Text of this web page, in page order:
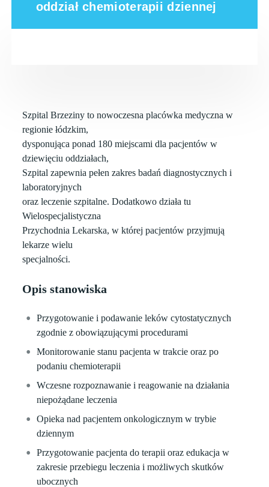
oddział chemioterapii dziennej
Szpital Brzeziny to nowoczesna placówka medyczna w
regionie łódzkim,
dysponująca ponad 180 miejscami dla pacjentów w
dziewięciu oddziałach,
Szpital zapewnia pełen zakres badań diagnostycznych i
laboratoryjnych
oraz leczenie szpitalne. Dodatkowo działa tu
Wielospecjalistyczna
Przychodnia Lekarska, w której pacjentów przyjmują
lekarze wielu
specjalności.
Opis stanowiska
Przygotowanie i podawanie leków cytostatycznych
zgodnie z obowiązującymi procedurami
Monitorowanie stanu pacjenta w trakcie oraz po
podaniu chemioterapii
Wczesne rozpoznawanie i reagowanie na działania
niepożądane leczenia
Opieka nad pacjentem onkologicznym w trybie
dziennym
Przygotowanie pacjenta do terapii oraz edukacja w
zakresie przebiegu leczenia i możliwych skutków
ubocznych